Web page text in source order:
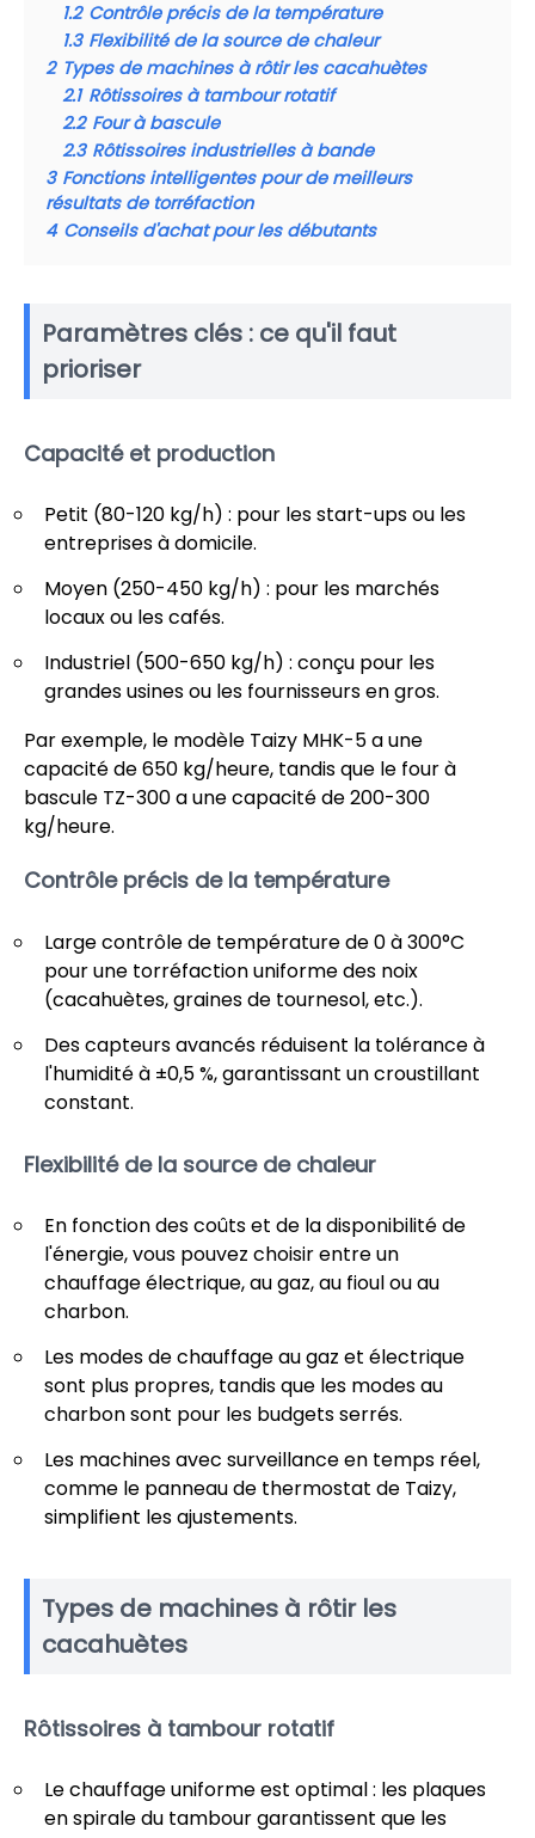
1.2 Contrôle précis de la température
1.3 Flexibilité de la source de chaleur
2 Types de machines à rôtir les cacahuètes
2.1 Rôtissoires à tambour rotatif
2.2 Four à bascule
2.3 Rôtissoires industrielles à bande
3 Fonctions intelligentes pour de meilleurs
résultats de torréfaction
4 Conseils d'achat pour les débutants
Paramètres clés : ce qu'il faut
prioriser
Capacité et production
Petit (80-120 kg/h) : pour les start-ups ou les
entreprises à domicile.
Moyen (250-450 kg/h) : pour les marchés
locaux ou les cafés.
Industriel (500-650 kg/h) : conçu pour les
grandes usines ou les fournisseurs en gros.
Par exemple, le modèle Taizy MHK-5 a une
capacité de 650 kg/heure, tandis que le four à
bascule TZ-300 a une capacité de 200-300
kg/heure.
Contrôle précis de la température
Large contrôle de température de 0 à 300°C
pour une torréfaction uniforme des noix
(cacahuètes, graines de tournesol, etc.).
Des capteurs avancés réduisent la tolérance à
l'humidité à ±0,5 %, garantissant un croustillant
constant.
Flexibilité de la source de chaleur
En fonction des coûts et de la disponibilité de
l'énergie, vous pouvez choisir entre un
chauffage électrique, au gaz, au fioul ou au
charbon.
Les modes de chauffage au gaz et électrique
sont plus propres, tandis que les modes au
charbon sont pour les budgets serrés.
Les machines avec surveillance en temps réel,
comme le panneau de thermostat de Taizy,
simplifient les ajustements.
Types de machines à rôtir les
cacahuètes
Rôtissoires à tambour rotatif
Le chauffage uniforme est optimal : les plaques
en spirale du tambour garantissent que les